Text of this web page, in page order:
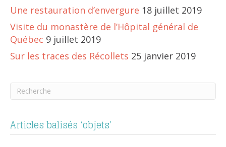
Une restauration d’envergure 18 juillet 2019
Visite du monastère de l’Hôpital général de
Québec 9 juillet 2019
Sur les traces des Récollets 25 janvier 2019
Articles balisés ‘objets’